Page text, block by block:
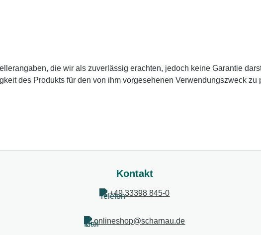
die wir als zuverlässig erachten, jedoch keine Garantie
des Produkts für den von ihm vorgesehenen Verwendungszweck
Kontakt
+49 33398 845-0
onlineshop@scharnau.de